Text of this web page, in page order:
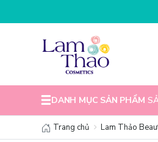
DANH MỤC SẢN PHẨM
Trang chủ Lam Thảo